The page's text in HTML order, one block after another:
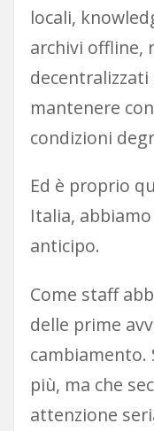
locali,
archivi offline,
mantenere
condizioni
Ed è proprio
Italia,
anticipo.
Come staff
delle prime
cambiamento.
più, ma che
attenzione